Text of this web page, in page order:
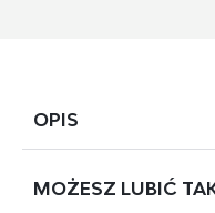
OPIS
System szaf
MOŻESZ LUBIĆ